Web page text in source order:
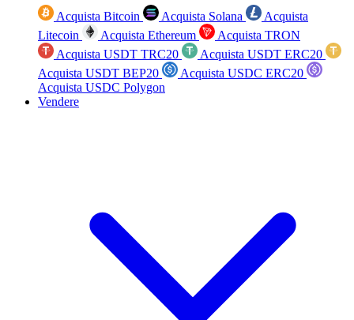
Acquista Bitcoin Acquista Solana
Acquista
Litecoin
Acquista Ethereum
Acquista TRON
Acquista USDT TRC20
Acquista USDT ERC20
Acquista USDT BEP20
Acquista USDC ERC20
Acquista USDC Polygon
Vendere